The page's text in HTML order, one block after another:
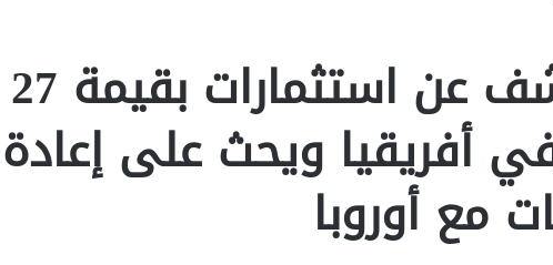
ماكرون يكشف عن استثمارات بقيمة 27
في أفريقيا ويحث على إعادة
مع أوروبا